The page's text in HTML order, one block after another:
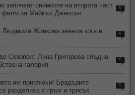
започват снимките на втората част
филм за Майкъл Джексън
0
Людмила Живкова знаела кога и
0
Созопол: Лина Григорова сбъдна
галерия
0
им приключи! Брадърите
разделиха с гръм и трясък
0